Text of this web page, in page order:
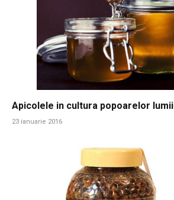
Apicolele in cultura popoarelor lumii
23 ianuarie 2016